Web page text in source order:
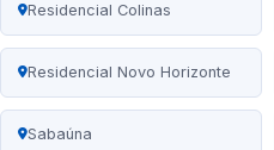
Residencial Colinas
Residencial Novo Horizonte
Sabaúna